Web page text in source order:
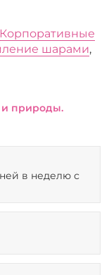
Корпоративные
шарами,
природы.
в неделю с